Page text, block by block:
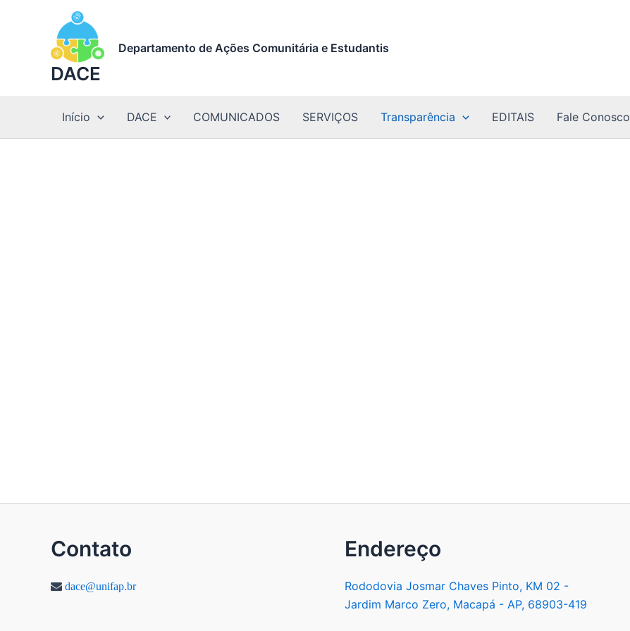
DACE
Departamento de Ações Comunitária e Estudantis
Início DACE COMUNICADOS SERVIÇOS Transparência EDITAIS Fale Conosco
Contato
dace@unifap.br
Endereço
Rododovia Josmar Chaves Pinto, KM 02 -
Jardim Marco Zero, Macapá - AP, 68903-419